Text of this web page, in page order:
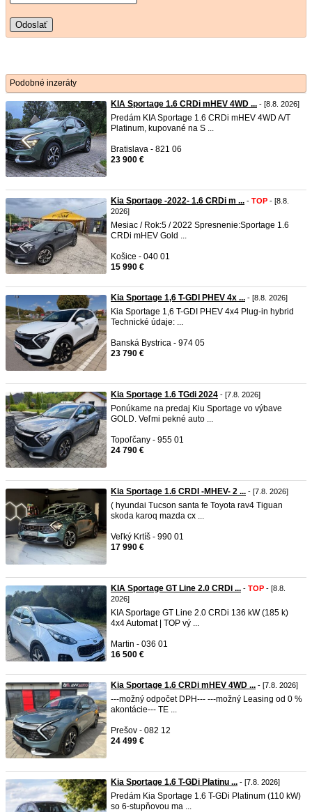
Odoslať
Podobné inzeráty
KIA Sportage 1.6 CRDi mHEV 4WD ... - [8.8. 2026]
Predám KIA Sportage 1.6 CRDi mHEV 4WD A/T
Platinum, kupované na S ...
Bratislava - 821 06
23 900 €
Kia Sportage -2022- 1.6 CRDi m ... - TOP - [8.8.
2026]
Mesiac / Rok:5 / 2022 Spresnenie:Sportage 1.6
CRDi mHEV Gold ...
Košice - 040 01
15 990 €
Kia Sportage 1,6 T-GDI PHEV 4x ... - [8.8. 2026]
Kia Sportage 1,6 T-GDI PHEV 4x4 Plug-in hybrid
Technické údaje: ...
Banská Bystrica - 974 05
23 790 €
Kia Sportage 1.6 TGdi 2024 - [7.8. 2026]
Ponúkame na predaj Kiu Sportage vo výbave
GOLD. Veľmi pekné auto ...
Topoľčany - 955 01
24 790 €
Kia Sportage 1.6 CRDI -MHEV- 2 ... - [7.8. 2026]
( hyundai Tucson santa fe Toyota rav4 Tiguan
skoda karoq mazda cx ...
Veľký Krtíš - 990 01
17 990 €
KIA Sportage GT Line 2.0 CRDi ... - TOP - [8.8.
2026]
KIA Sportage GT Line 2.0 CRDi 136 kW (185 k)
4x4 Automat | TOP vý ...
Martin - 036 01
16 500 €
Kia Sportage 1.6 CRDi mHEV 4WD ... - [7.8. 2026]
---možný odpočet DPH--- ---možný Leasing od 0 %
akontácie--- TE ...
Prešov - 082 12
24 499 €
Kia Sportage 1.6 T-GDi Platinu ... - [7.8. 2026]
Predám Kia Sportage 1.6 T-GDi Platinum (110 kW)
so 6-stupňovou ma ...